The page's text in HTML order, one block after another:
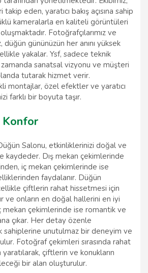
eden, yaratıcı bakış açısına sahip
kameralarla en kaliteli görüntüleri
Fotoğrafçılarımız ve
düğün gününüzün her anını yüksek
yakalar. Ysf, sadece teknik
sanatsal vizyonu ve müşteri
tutarak hizmet verir.
montajlar, özel efektler ve yaratıcı
farklı bir boyuta taşır.
Konfor
Salonu, etkinliklerinizi doğal ve
kaydeder. Dış mekan çekimlerinde
iç mekan çekimlerinde ise
faydalanır. Düğün
çiftlerin rahat hissetmesi için
ve onların en doğal hallerini en iyi
mekan çekimlerinde ise romantik ve
çıkar. Her detay özenle
sahiplerine unutulmaz bir deneyim ve
Fotoğraf çekimleri sırasında rahat
çiftlerin ve konukların
bir alan oluşturulur.